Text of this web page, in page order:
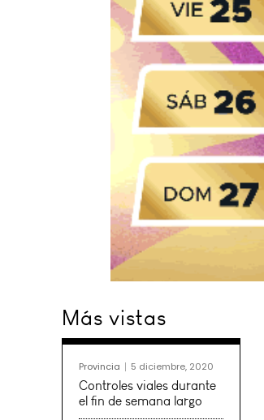
Más vistas
Provincia 5 diciembre, 2020
Controles viales durante
el fin de semana largo